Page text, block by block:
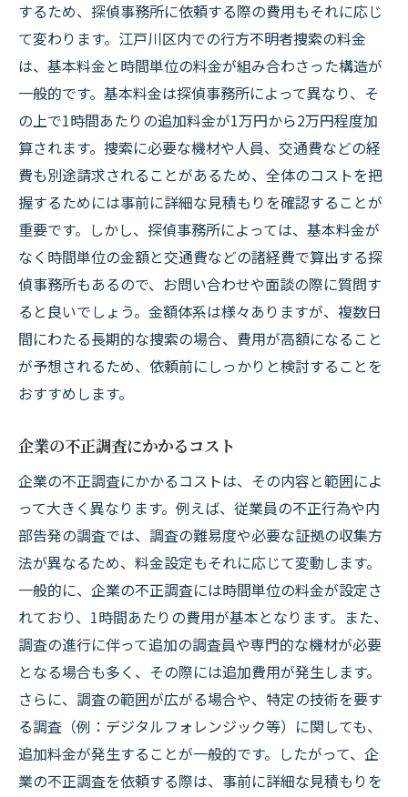
するため、探偵事務所に依頼する際の費用もそれに応じ
て変わります。江戸川区内での行方不明者捜索の料金
は、基本料金と時間単位の料金が組み合わさった構造が
一般的です。基本料金は探偵事務所によって異なり、そ
の上で1時間あたりの追加料金が1万円から2万円程度加
算されます。捜索に必要な機材や人員、交通費などの経
費も別途請求されることがあるため、全体のコストを把
握するためには事前に詳細な見積もりを確認することが
重要です。しかし、探偵事務所によっては、基本料金が
なく時間単位の金額と交通費などの諸経費で算出する探
偵事務所もあるので、お問い合わせや面談の際に質問す
ると良いでしょう。金額体系は様々ありますが、複数日
間にわたる長期的な捜索の場合、費用が高額になること
が予想されるため、依頼前にしっかりと検討することを
おすすめします。
企業の不正調査にかかるコスト
企業の不正調査にかかるコストは、その内容と範囲によ
って大きく異なります。例えば、従業員の不正行為や内
部告発の調査では、調査の難易度や必要な証拠の収集方
法が異なるため、料金設定もそれに応じて変動します。
一般的に、企業の不正調査には時間単位の料金が設定さ
れており、1時間あたりの費用が基本となります。また、
調査の進行に伴って追加の調査員や専門的な機材が必要
となる場合も多く、その際には追加費用が発生します。
さらに、調査の範囲が広がる場合や、特定の技術を要す
る調査（例：デジタルフォレンジック等）に関しても、
追加料金が発生することが一般的です。したがって、企
業の不正調査を依頼する際は、事前に詳細な見積もりを